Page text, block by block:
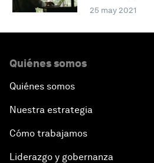
25 may 2021
Quiénes somos
Quiénes somos
Nuestra estrategia
Cómo trabajamos
Liderazgo y gobernanza